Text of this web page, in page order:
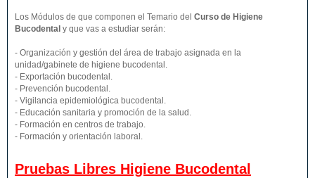
Los Módulos de que componen el Temario del Curso de Higiene
Bucodental y que vas a estudiar serán:
- Organización y gestión del área de trabajo asignada en la
unidad/gabinete de higiene bucodental.
- Exportación bucodental.
- Prevención bucodental.
- Vigilancia epidemiológica bucodental.
- Educación sanitaria y promoción de la salud.
- Formación en centros de trabajo.
- Formación y orientación laboral.
Pruebas Libres Higiene Bucodental